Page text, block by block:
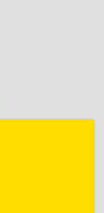
р-н,
ул, дом № 6